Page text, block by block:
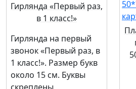
Гирлянда «Первый раз,
в 1 класс!»
Гирлянда на первый
звонок «Первый раз, в
1 класс!». Размер букв
около 15 см. Буквы